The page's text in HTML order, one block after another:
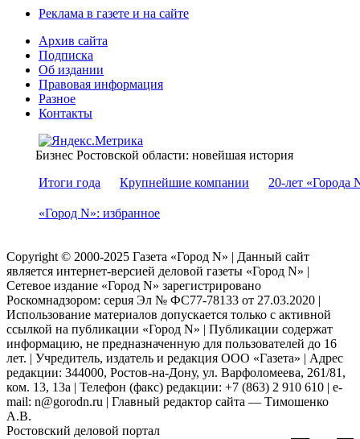
Реклама в газете и на сайте
Архив сайта
Подписка
Об издании
Правовая информация
Разное
Контакты
Бизнес Ростовской области: новейшая история
Итоги года
Крупнейшие компании 20-лет «Города
«Город N»: избранное
Copyright © 2000-2025 Газета «Город N» | Данный сайт
является интернет-версией деловой газеты «Город N» |
Сетевое издание «Город N» зарегистрировано
Роскомнадзором: серuя Эл № ФС77-78133 от 27.03.2020 |
Использование материалов допускается только с активной
ссылкой на публикации «Город N» | Публикации содержат
информацию, не предназначенную для пользователей до 16
лет. | Учредитель, издатель и редакция ООО «Газета» | Адрес
редакции: 344000, Ростов-на-Дону, ул. Варфоломеева, 261/81,
ком. 13, 13а | Телефон (факс) редакции: +7 (863) 2 910 610 | e-
mail: n@gorodn.ru | Главный редактор сайта — Тимошенко
А.В.
Ростовский деловой портал